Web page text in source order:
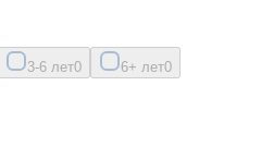
3-6 лет0 6+ лет0